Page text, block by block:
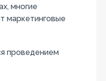
многие
маркетинговые
проведением